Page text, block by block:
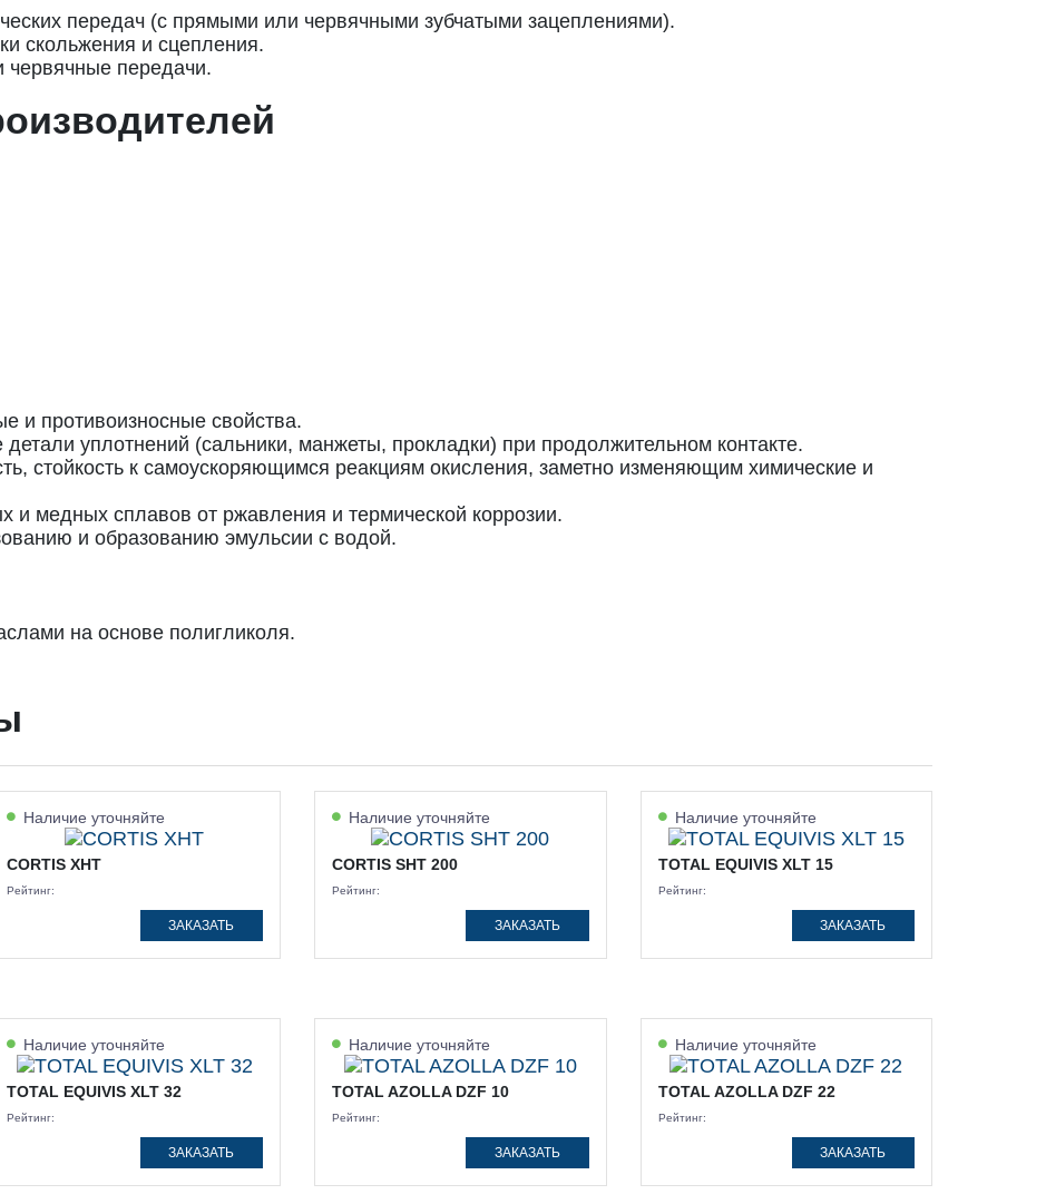
передач (с прямыми или червячными зубчатыми зацеплениями).
скольжения и сцепления.
передачи.
и противоизносные свойства.
уплотнений (сальники, манжеты, прокладки) при продолжительном контакте.
стойкость к самоускоряющимся реакциям окисления, заметно изменяющим химические и
и медных сплавов от ржавления и термической коррозии.
и образованию эмульсии с водой.
на основе полигликоля.
Наличие уточняйте
CORTIS XHT
Рейтинг:
ЗАКАЗАТЬ
Наличие уточняйте
CORTIS SHT 200
Рейтинг:
ЗАКАЗАТЬ
Наличие уточняйте
TOTAL EQUIVIS XLT 15
Рейтинг:
ЗАКАЗАТЬ
Наличие уточняйте
TOTAL EQUIVIS XLT 32
Рейтинг:
ЗАКАЗАТЬ
Наличие уточняйте
TOTAL AZOLLA DZF 10
Рейтинг:
ЗАКАЗАТЬ
Наличие уточняйте
TOTAL AZOLLA DZF 22
Рейтинг:
ЗАКАЗАТЬ